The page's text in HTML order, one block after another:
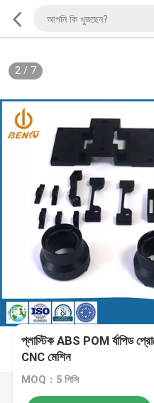
2/ 7
প্লাস্টিক ABS POM র্যাপিড
CNC মেশিন
MOQ：5 পিসি